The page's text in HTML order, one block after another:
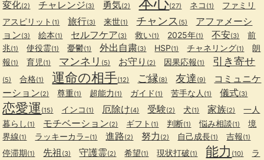
変化(2) チャレンジ(3) 勇気(2) (27) ネコ (1)
ファミリ
アスピリット (1) 旅行(3) 来世(1) チャンス (5)
アファメーシ
ョン(3) 絵本(1) セルフケア(3) 救い(1) 2025年(1) 不安(3)
前
兆(1) 使役霊(1) 憂鬱(1) 外出自粛(3) HSP(1) チャネリング(1)
朗
報(1) 育児(1) マンネリ (5) お守り (2) 因果応報(1) 引き寄せ
(5) 合格(1) 運命の相手(12) ご縁(8) 友達 (9)
コミュニケ
ーション(2) 尊重(1) 超能力 (1) ガイド (1) 苦手な人 (1) 儀式(3)
恋愛運 (15) インコ (1) 厄除け(4) 受験(2) 犬(1) 家族(2)
一人
暮らし (1) モチベーション(2) ギフト (1) 判断(1) 悩み相談(1)
境
界線(1) ラッキーカラ−(1) 進路(2) 努力 (2) 自己成長(1) 吉報(1)
停滞期(1) 先祖 (3) 守護霊(2) 希望(1) 現状打破(1) 能力 (10)
ラ